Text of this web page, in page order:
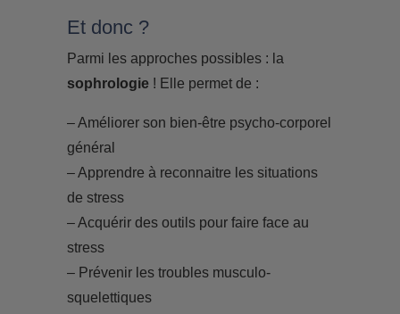
Et donc ?
Parmi les approches possibles : la
sophrologie ! Elle permet de :
– Améliorer son bien-être psycho-corporel
général
– Apprendre à reconnaitre les situations
de stress
– Acquérir des outils pour faire face au
stress
– Prévenir les troubles musculo-
squelettiques